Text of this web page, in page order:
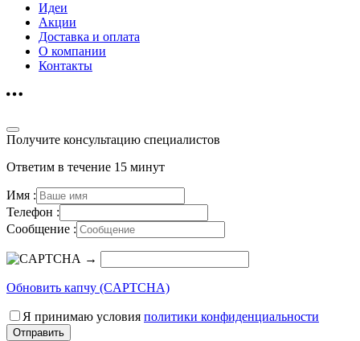
Идеи
Акции
Доставка и оплата
О компании
Контакты
Получите консультацию специалистов
Ответим в течение 15 минут
Имя :
Телефон :
Сообщение :
→
Обновить капчу (CAPTCHA)
Я принимаю условия политики конфиденциальности
Отправить